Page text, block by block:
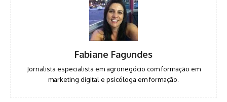
Fabiane Fagundes
Jornalista especialista em agronegócio com formação em
marketing digital e psicóloga em formação.